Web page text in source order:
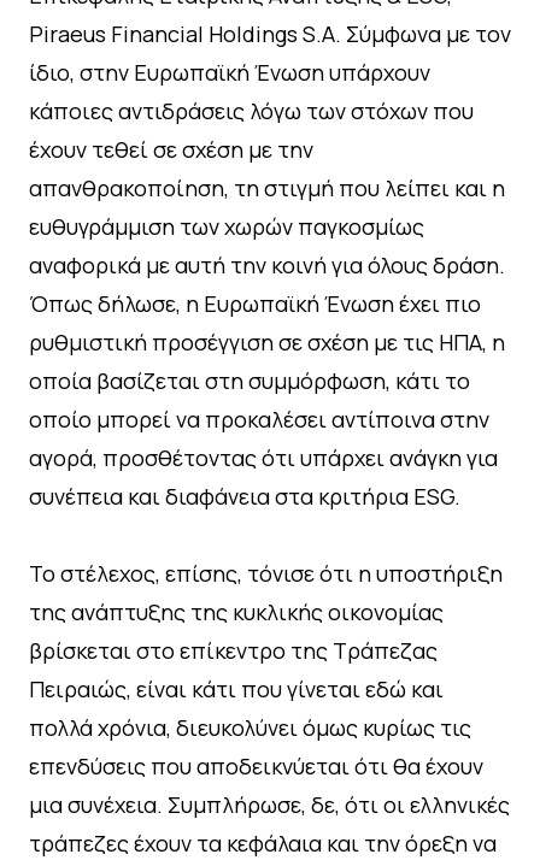
Piraeus Financial Holdings S.A. Σύμφωνα με τον
ίδιο, στην Ευρωπαϊκή Ένωση υπάρχουν
κάποιες αντιδράσεις λόγω των στόχων που
έχουν τεθεί σε σχέση με την
απανθρακοποίηση, τη στιγμή που λείπει και η
ευθυγράμμιση των χωρών παγκοσμίως
αναφορικά με αυτή την κοινή για όλους δράση.
Όπως δήλωσε, η Ευρωπαϊκή Ένωση έχει πιο
ρυθμιστική προσέγγιση σε σχέση με τις ΗΠΑ, η
οποία βασίζεται στη συμμόρφωση, κάτι το
οποίο μπορεί να προκαλέσει αντίποινα στην
αγορά, προσθέτοντας ότι υπάρχει ανάγκη για
συνέπεια και διαφάνεια στα κριτήρια ESG.
Το στέλεχος, επίσης, τόνισε ότι η υποστήριξη
της ανάπτυξης της κυκλικής οικονομίας
βρίσκεται στο επίκεντρο της Τράπεζας
Πειραιώς, είναι κάτι που γίνεται εδώ και
πολλά χρόνια, διευκολύνει όμως κυρίως τις
επενδύσεις που αποδεικνύεται ότι θα έχουν
μια συνέχεια. Συμπλήρωσε, δε, ότι οι ελληνικές
τράπεζες έχουν τα κεφάλαια και την όρεξη να